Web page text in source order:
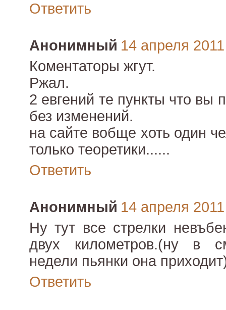
Ответить
Анонимный 14 апреля 2011
Коментаторы жгут.
Ржал.
2 евгений те пункты что вы
без изменений.
на сайте вобще хоть один
только теоретики......
Ответить
Анонимный 14 апреля 2011
Ну тут все стрелки
двух километров.(ну в
недели пьянки она
Ответить